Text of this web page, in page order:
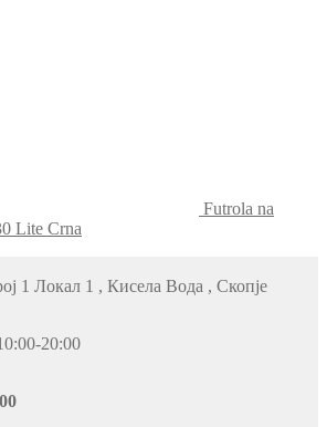
Futrola na
Lite Crna
1 Локал 1 , Кисела Вода , Скопје
20:00